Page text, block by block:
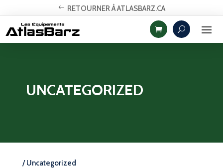
RETOURNER À ATLASBARZ.CA
UNCATEGORIZED
/ Uncategorized